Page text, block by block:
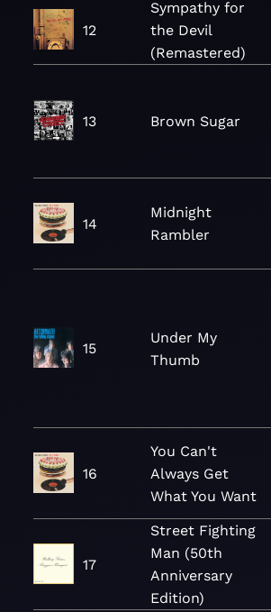
12
Sympathy for
the Devil
(Remastered)
13 Brown Sugar
14
Midnight
Rambler
15
Under My
Thumb
16
You Can't
Always Get
What You Want
17
Street Fighting
Man (50th
Anniversary
Edition)